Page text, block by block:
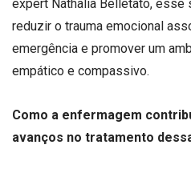
expert Nathalia Belletato, esse
reduzir o trauma emocional
emergência e promover um
empático e compassivo.
Como a enfermagem
avanços no tratamento